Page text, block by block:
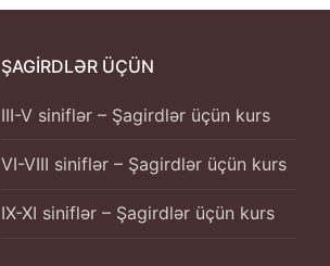
ŞAGIRDLƏR ÜÇÜN
III-V siniflər – Şagirdlər üçün kurs
VI-VIII siniflər – Şagirdlər üçün kurs
IX-XI siniflər – Şagirdlər üçün kurs